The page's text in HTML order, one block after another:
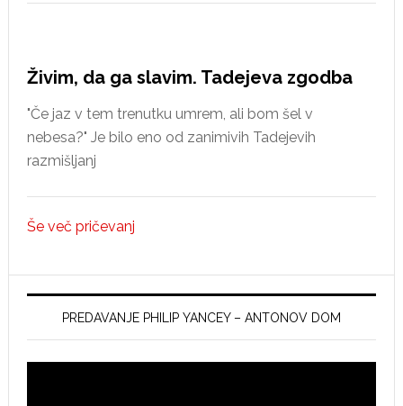
v
Živim, da ga slavim. Tadejeva zgodba
"Če jaz v tem trenutku umrem, ali bom šel v
nebesa?" Je bilo eno od zanimivih Tadejevih
razmišljanj
Še več pričevanj
PREDAVANJE PHILIP YANCEY – ANTONOV DOM